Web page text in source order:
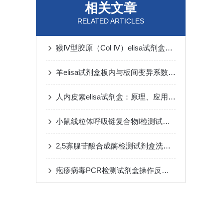
相关文章
RELATED ARTICLES
猴Ⅳ型胶原（Col Ⅳ）elisa试剂盒操作步骤
羊elisa试剂盒板内与板间变异系数控制技巧
人内皮素elisa试剂盒：原理、应用与性能解析
小鼠线粒体呼吸链复合物I检测试剂盒双抗体夹心法
2,5寡腺苷酸合成酶检测试剂盒​洗涤方法
疱疹病毒PCR检测试剂盒操作反应五要素